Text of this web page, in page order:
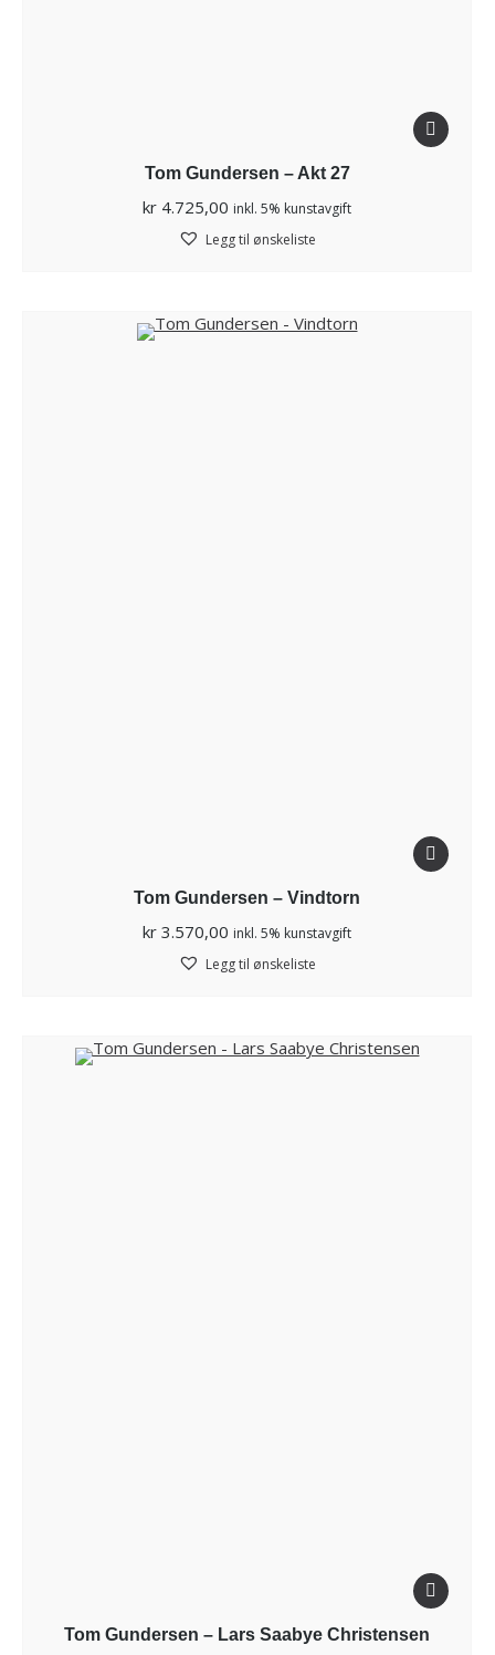
Tom Gundersen – Akt 27
kr 4.725,00 inkl. 5% kunstavgift
Legg til ønskeliste
Tom Gundersen – Vindtorn
kr 3.570,00 inkl. 5% kunstavgift
Legg til ønskeliste
Tom Gundersen – Lars Saabye Christensen